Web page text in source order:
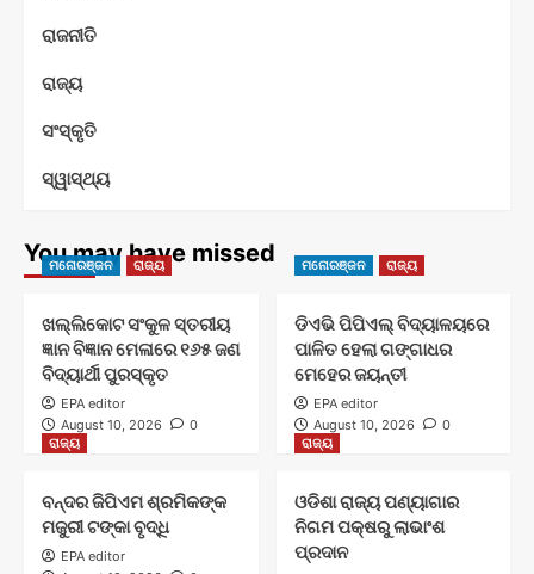
ରାଜନୀତି
ରାଜ୍ୟ
ସଂସ୍କୃତି
ସ୍ୱାସ୍ଥ୍ୟ
You may have missed
ମନୋରଞ୍ଜନ ରାଜ୍ୟ
ଖଲ୍ଲିକୋଟ ସଂକୁଳ ସ୍ତରୀୟ
ଜ୍ଞାନ ବିଜ୍ଞାନ ମେଳାରେ ୧୬୫ ଜଣ
ବିଦ୍ୟାର୍ଥୀ ପୁରସ୍କୃତ
EPA editor
August 10, 2026
0
ମନୋରଞ୍ଜନ ରାଜ୍ୟ
ଡିଏଭି ପିପିଏଲ୍ ବିଦ୍ୟାଳୟରେ
ପାଳିତ ହେଲା ଗଙ୍ଗାଧର
ମେହେର ଜୟନ୍ତୀ
EPA editor
August 10, 2026
0
ରାଜ୍ୟ
ବନ୍ଦର ଜିପିଏମ ଶ୍ରମିକଙ୍କ
ମଜୁରୀ ଟଙ୍କା ବୃଦ୍ଧି
EPA editor
ରାଜ୍ୟ
ଓଡିଶା ରାଜ୍ୟ ପଣ୍ୟାଗାର
ନିଗମ ପକ୍ଷରୁ ଲାଭାଂଶ
ପ୍ରଦାନ